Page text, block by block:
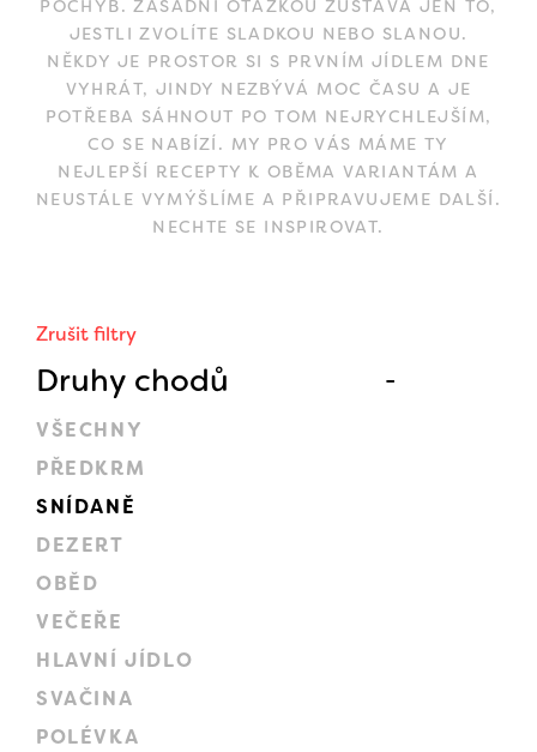
Zrušit filtry
Druhy chodů
VŠECHNY
PŘEDKRM
SNÍDANĚ
DEZERT
OBĚD
VEČEŘE
HLAVNÍ JÍDLO
SVAČINA
POLÉVKA
POCHYB. ZÁSADNÍ OTÁZKOU ZŮSTÁVÁ JEN TO,
JESTLI ZVOLÍTE SLADKOU NEBO SLANOU.
NĚKDY JE PROSTOR SI S PRVNÍM JÍDLEM DNE
VYHRÁT, JINDY NEZBÝVÁ MOC ČASU A JE
POTŘEBA SÁHNOUT PO TOM NEJRYCHLEJŠÍM,
CO SE NABÍZÍ. MY PRO VÁS MÁME TY
NEJLEPŠÍ RECEPTY K OBĚMA VARIANTÁM A
NEUSTÁLE VYMÝŠLÍME A PŘIPRAVUJEME DALŠÍ.
NECHTE SE INSPIROVAT.